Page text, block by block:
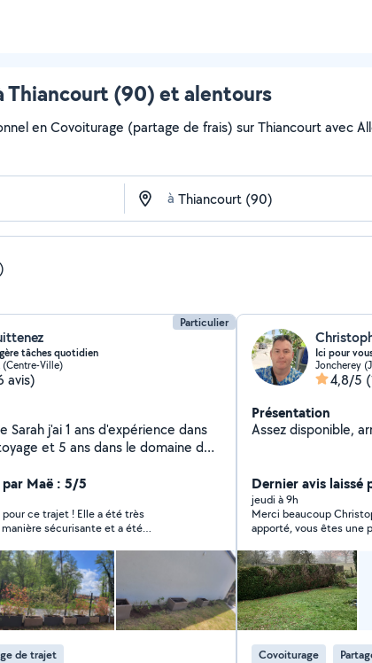
Thiancourt (90) et alentours
en Covoiturage (partage de frais) sur Thiancourt avec
à
Particulier
tâches quotidien
(Centre-Ville)
avis)
Sarah j'ai 1 ans d'expérience dans
et 5 ans dans le domaine du
Maë : 5/5
pour ce trajet ! Elle a été très
sécurisante et a été
Une personne d'une grande
yeux fermés !✨
de trajet
Ici pour
Joncherey
4,8/5
Présentation
Assez disponible,
Dernier avis laissé
jeudi à 9h
Merci beaucoup
apporté, vous êtes une
Je recommande cette
monde
Covoiturage